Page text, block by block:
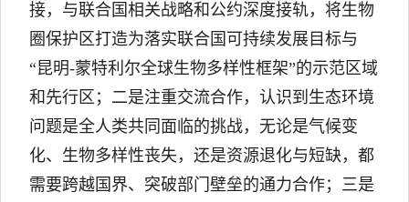
接，与联合国相关战略和公约深度接轨，将生物
圈保护区打造为落实联合国可持续发展目标与
“昆明-蒙特利尔全球生物多样性框架”的示范区域
和先行区；二是注重交流合作，认识到生态环境
问题是全人类共同面临的挑战，无论是气候变
化、生物多样性丧失，还是资源退化与短缺，都
需要跨越国界、突破部门壁垒的通力合作；三是